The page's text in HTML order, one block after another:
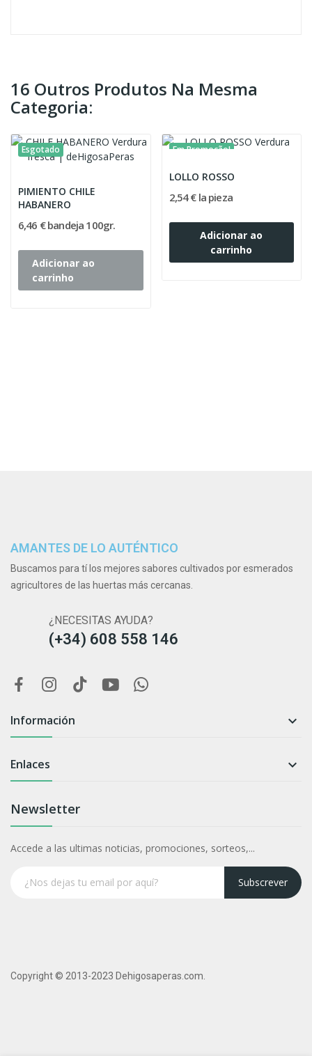
16 Outros Produtos Na Mesma
Categoria:
Esgotado
PIMIENTO CHILE
HABANERO
6,46 € bandeja 100gr.
Adicionar ao
carrinho
Em Promoção!
LOLLO ROSSO
2,54 € la pieza
Adicionar ao
carrinho
AMANTES DE LO AUTÉNTICO
Buscamos para tí los mejores sabores cultivados por esmerados
agricultores de las huertas más cercanas.
¿NECESITAS AYUDA?
(+34) 608 558 146
Información 
Enlaces 
Newsletter
Accede a las ultimas noticias, promociones, sorteos,...
Subscrever
Copyright © 2013-2023 Dehigosaperas.com.